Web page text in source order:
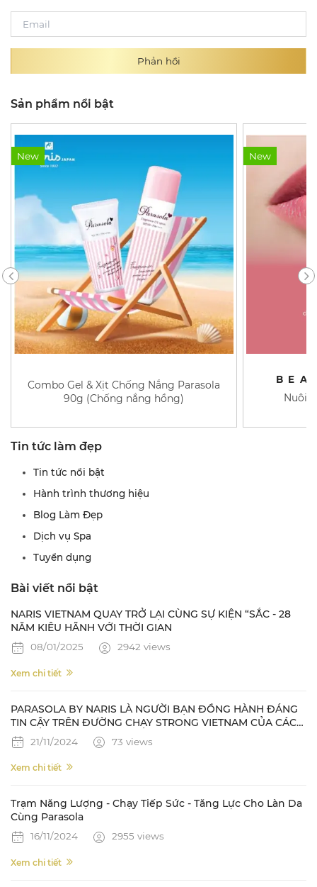
Phản hồi
Sản phẩm nổi bật
New
Combo Gel & Xịt Chống Nắng Parasola
90g (Chống nắng hồng)
New
Nuôi
Tin tức làm đẹp
Tin tức nổi bật
Hành trình thương hiệu
Blog Làm Đẹp
Dịch vụ Spa
Tuyển dụng
Bài viết nổi bật
NARIS VIETNAM QUAY TRỞ LẠI CÙNG SỰ KIỆN “SẮC - 28
NĂM KIÊU HÃNH VỚI THỜI GIAN
08/01/2025 2942 views
Xem chi tiết
PARASOLA BY NARIS LÀ NGƯỜI BẠN ĐỒNG HÀNH ĐÁNG
TIN CẬY TRÊN ĐƯỜNG CHẠY STRONG VIETNAM CỦA CÁC
NAM VƯƠNG QUỐC TẾ
21/11/2024 73 views
Xem chi tiết
Trạm Năng Lượng - Chạy Tiếp Sức - Tăng Lực Cho Làn Da
Cùng Parasola
16/11/2024 2955 views
Xem chi tiết